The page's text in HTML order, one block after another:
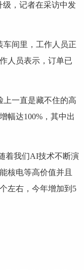
，记者在采访中发
间里，工作人员正
人员表示，订单已
一直是藏不住的高
幅达100%，其中出
我们AI技术不断演
核电等高价值并且
左右，今年增加到5